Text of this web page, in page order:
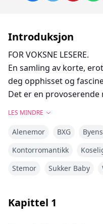
Introduksjon
FOR VOKSNE LESERE.
En samling av korte,
deg opphisset og
Det er en
LES MINDRE
Alenemor BXG Byens
Kontorromantikk
Stemor
Sukker Baby
Kapittel 1